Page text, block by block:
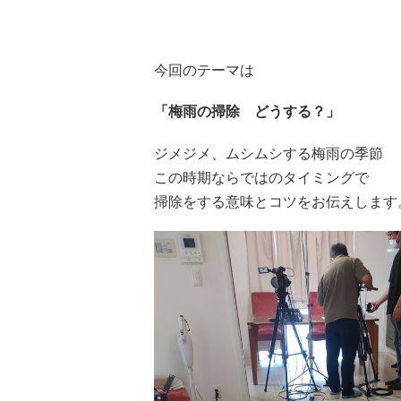
今回のテーマは
「梅雨の掃除 どうする？」
ジメジメ、ムシムシする梅雨の季節
この時期ならではのタイミングで
掃除をする意味とコツをお伝えします